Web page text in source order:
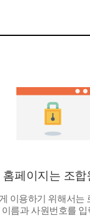
페이지는 조
이용하기 위해서는
이름과 사원번호를